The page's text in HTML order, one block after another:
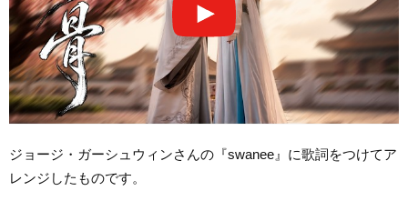
ジョージ・ガーシュウィンさんの『swanee』に歌詞をつけてア
レンジしたものです。